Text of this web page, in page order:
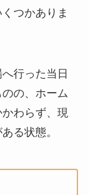
つかありま
行った当日
の、ホーム
わらず、現
る状態。